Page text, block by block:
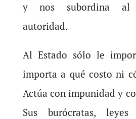
y nos subordina al
autoridad.
Al Estado sólo le
importa a qué costo ni
Actúa con impunidad y
Sus burócratas,